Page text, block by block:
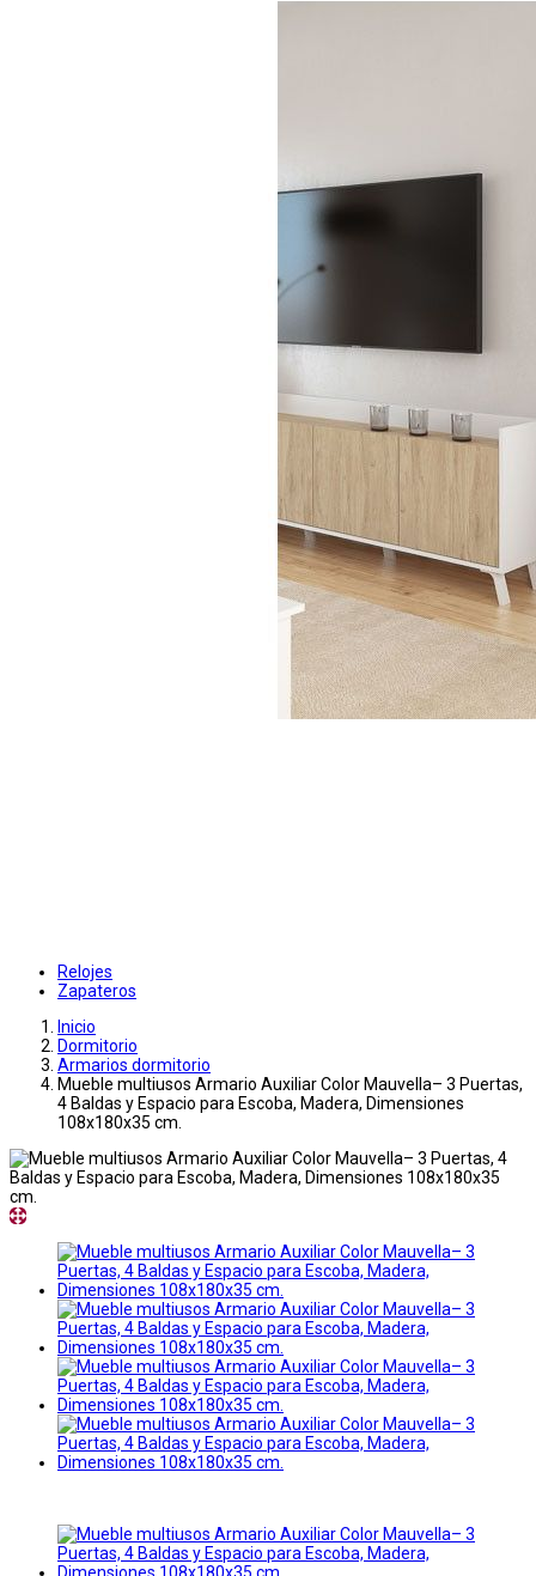
Relojes
Zapateros
Inicio
Dormitorio
Armarios dormitorio
Mueble multiusos Armario Auxiliar Color Mauvella– 3 Puertas,
4 Baldas y Espacio para Escoba, Madera, Dimensiones
108x180x35 cm.